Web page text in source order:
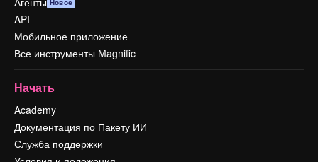
API
Мобильное приложение
Все инструменты Magnific
Начать
Academy
Документация по Пакету ИИ
Служба поддержки